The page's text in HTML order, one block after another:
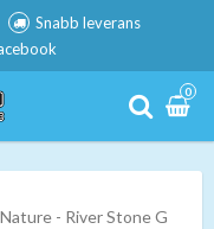
Snabb leverans
0
- River Stone G